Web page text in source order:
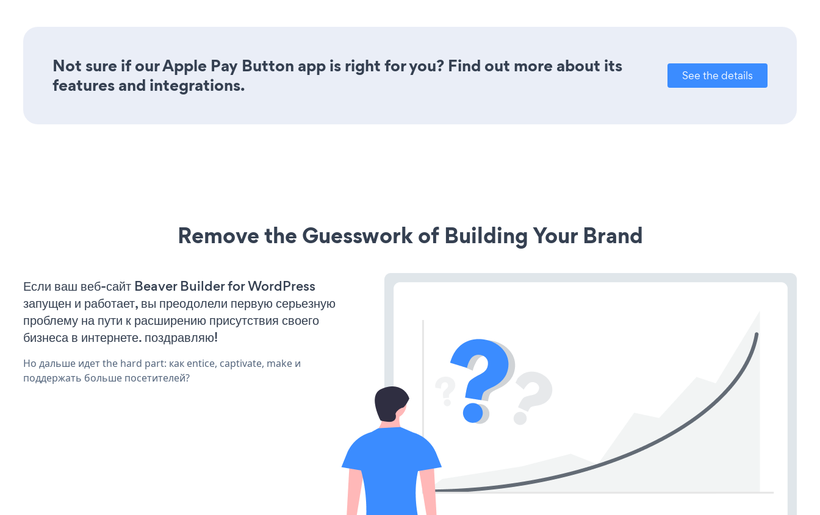
Not sure if our Apple Pay Button app is right for you? Find out more about its
features and integrations.
See the details
Remove the Guesswork of Building Your Brand
Если ваш веб-сайт Beaver Builder for WordPress
запущен и работает, вы преодолели первую серьезную
проблему на пути к расширению присутствия своего
бизнеса в интернете. поздравляю!
Но дальше идет the hard part: как entice, captivate, make и
поддержать больше посетителей?